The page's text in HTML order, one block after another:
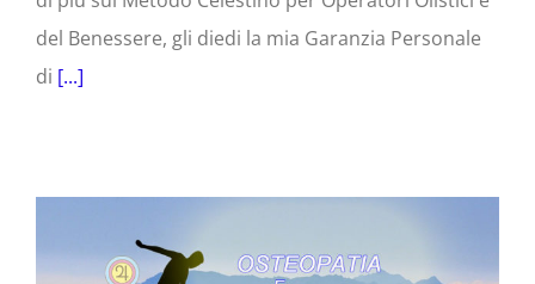
del Benessere, gli diedi la mia Garanzia Personale
di [...]